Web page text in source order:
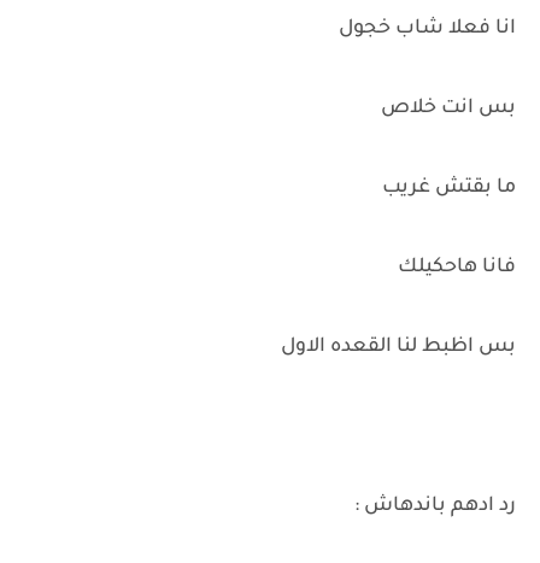
انا فعلا شاب خجول
بس انت خلاص
ما بقتش غريب
فانا هاحكيلك
بس اظبط لنا القعده الاول
رد ادهم باندهاش :